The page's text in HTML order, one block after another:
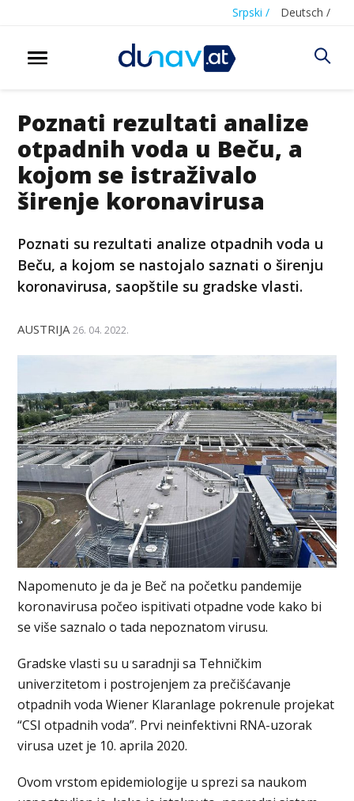
Srpski / Deutsch /
Poznati rezultati analize
otpadnih voda u Beču, a
kojom se istraživalo
širenje koronavirusa
Poznati su rezultati analize otpadnih voda u
Beču, a kojom se nastojalo saznati o širenju
koronavirusa, saopštile su gradske vlasti.
AUSTRIJA 26. 04. 2022.
Napomenuto je da je Beč na početku pandemije
koronavirusa počeo ispitivati otpadne vode kako bi
se više saznalo o tada nepoznatom virusu.
Gradske vlasti su u saradnji sa Tehničkim
univerzitetom i postrojenjem za prečišćavanje
otpadnih voda Wiener Klaranlage pokrenule projekat
“CSI otpadnih voda”. Prvi neinfektivni RNA-uzorak
virusa uzet je 10. aprila 2020.
Ovom vrstom epidemiologije u sprezi sa naukom